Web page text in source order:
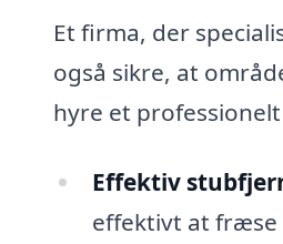
Et firma, der
også sikre, at
hyre et
Effektiv
effektivt at fræse